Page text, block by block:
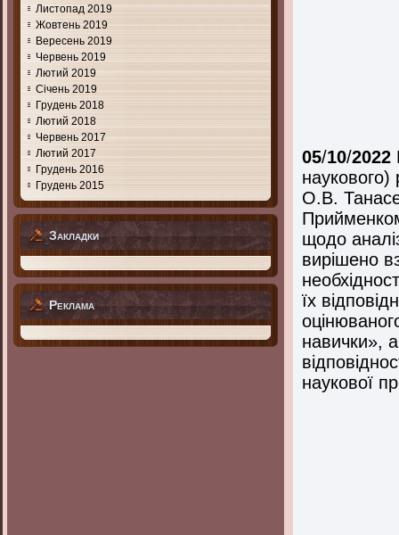
Листопад 2019
Жовтень 2019
Вересень 2019
Червень 2019
Лютий 2019
Січень 2019
Грудень 2018
Лютий 2018
Червень 2017
Лютий 2017
Грудень 2016
Грудень 2015
Закладки
Реклама
05/10/2022
наукового)
О.В.
щодо
вирішено
їх
навички»,
наукової